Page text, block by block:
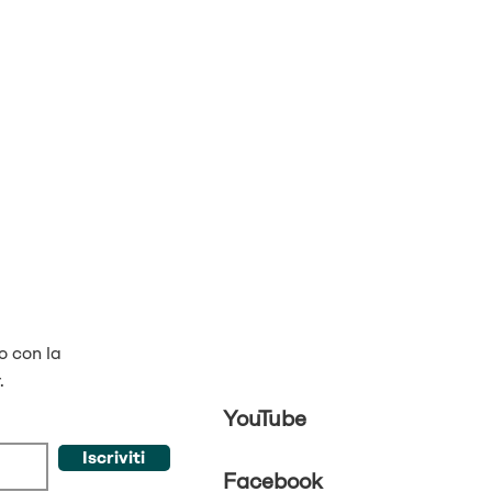
con la
Iscriviti
YouTube
Facebook